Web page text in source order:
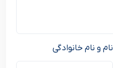
نام و نام خانوادگی